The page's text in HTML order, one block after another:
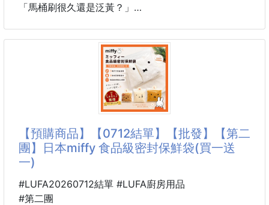
🩷 日本 P&G Bold 4D碳酸機能洗衣膠球｜陽光花香
P&G 日本Bold 4D酵素強洗淨洗衣球
「馬桶刷很久還是泛黃？」
來自日本百年品牌 金鳥 KINCHO 的 SANPOLL 馬桶清
專為馬桶黃垢、尿垢、頑固髒污設計，
酸性配方深入分解卡在馬桶內壁、邊緣縫隙的髒污，
彎嘴設計可以深入馬桶邊緣，
平常刷不到、噴不到的地方，也能更精準清潔。
清潔、除菌、去垢一次完成，讓廁所恢復清爽乾淨感
✨
【預購商品】【0712結單】【批發】【第二
團】日本miffy 食品級密封保鮮袋(買一送
一)
#LUFA20260712結單 #LUFA廚房用品
#第二團